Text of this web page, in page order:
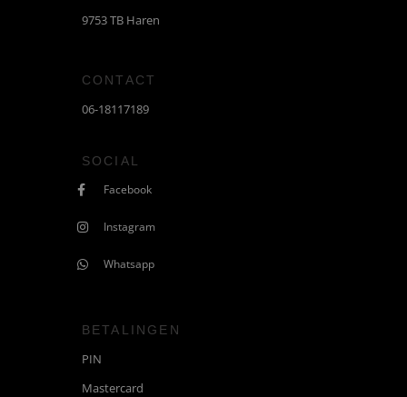
9753 TB Haren
CONTACT
06-18117189
SOCIAL
Facebook
Instagram
Whatsapp
BETALINGEN
PIN
Mastercard